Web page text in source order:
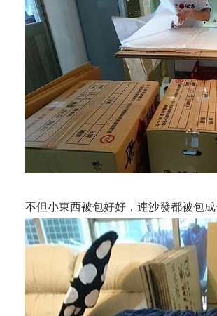
不但小東西被包好好，連沙發都被包